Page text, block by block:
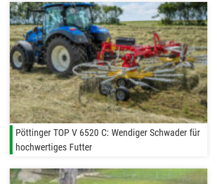
Pöttinger TOP V 6520 C: Wendiger Schwader für
hochwertiges Futter